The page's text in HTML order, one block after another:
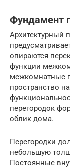
Фундамент
Архитектурный
опираются
функции
межкомнатные
пространство
перегородок
облик дома.
Перегородки
небольшую
Постоянные